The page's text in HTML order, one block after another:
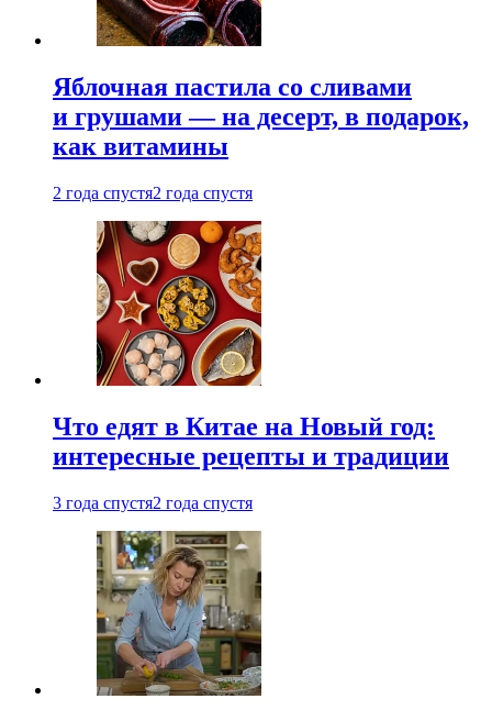
Яблочная пастила со сливами
и грушами — на десерт, в подарок,
как витамины
2 года спустя2 года спустя
Что едят в Китае на Новый год:
интересные рецепты и традиции
3 года спустя2 года спустя